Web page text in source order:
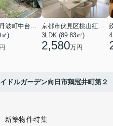
)
3LDK (89.83㎡)
2,580万円
ドルガーデン向日市鶏冠井町第２
新築物件特集